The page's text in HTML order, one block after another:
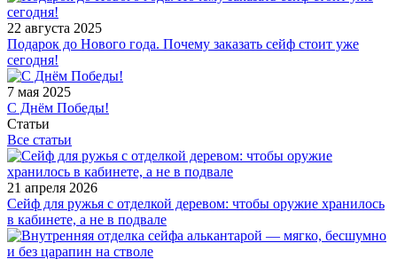
22 августа 2025
Подарок до Нового года. Почему заказать сейф стоит уже
сегодня!
7 мая 2025
С Днём Победы!
Статьи
Все статьи
21 апреля 2026
Сейф для ружья с отделкой деревом: чтобы оружие хранилось
в кабинете, а не в подвале